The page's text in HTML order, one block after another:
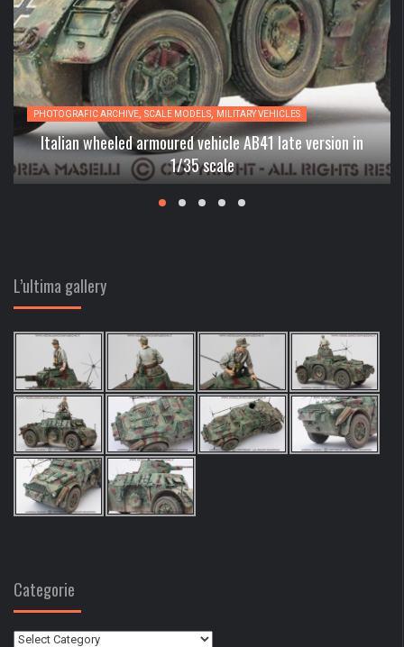
PHOTOGRAFIC ARCHIVE SCALE MODELS MILITARY VEHICLES
Italian wheeled armoured vehicle AB41 late version in
1/35 scale
L’ultima gallery
Categorie
Categorie